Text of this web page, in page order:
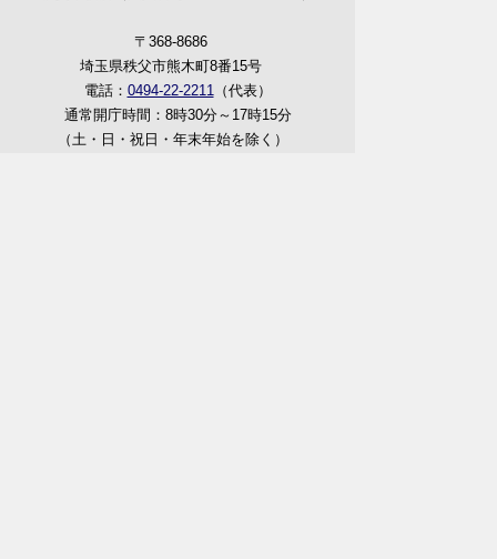
〒368-8686
埼玉県秩父市熊木町8番15号
電話： 0494-22-2211（代表）
通常開庁時間：8時30分～17時15分
（土・日・祝日・年末年始を除く）